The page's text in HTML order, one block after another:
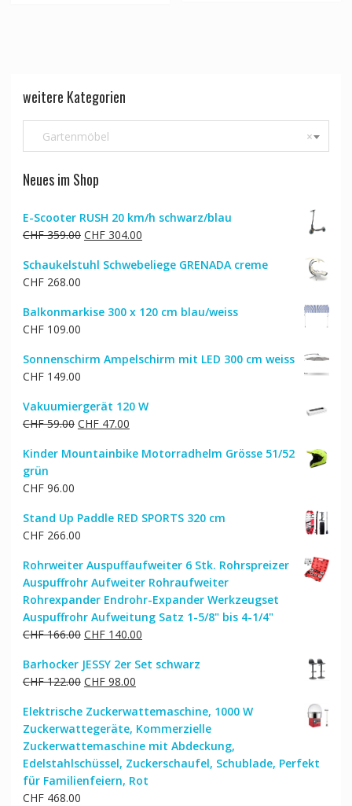
weitere Kategorien
×
Gartenmöbel
Neues im Shop
E-Scooter RUSH 20 km/h schwarz/blau
CHF359.00 Ursprünglicher
war:
CHF304.00Aktueller
ist:
Schaukelstuhl Schwebeliege GRENADA creme
CHF268.00
Balkonmarkise 300 x 120 cm blau/weiss
CHF109.00
Sonnenschirm Ampelschirm mit LED 300 cm weiss
CHF149.00
Vakuumiergerät 120 W
CHF59.00 Ursprünglicher
war:
CHF47.00Aktueller
ist:
Kinder Mountainbike Motorradhelm Grösse 51/52
grün
CHF96.00
Stand Up Paddle RED SPORTS 320 cm
CHF266.00
Rohrweiter Auspuffaufweiter 6 Stk. Rohrspreizer
Auspuffrohr Aufweiter Rohraufweiter
Rohrexpander Endrohr-Expander Werkzeugset
Auspuffrohr Aufweitung Satz 1-5/8" bis 4-1/4"
CHF166.00 Ursprünglicher
war:
CHF 166.00
CHF140.00Aktueller
ist:
Barhocker JESSY 2er Set schwarz
CHF122.00 Ursprünglicher
war:
CHF 122.00
CHF98.00Aktueller
ist:
CHF 98.00.
Elektrische Zuckerwattemaschine, 1000 W
Zuckerwattegeräte, Kommerzielle
Zuckerwattemaschine mit Abdeckung,
Edelstahlschüssel, Zuckerschaufel, Schublade, Perfekt
für Familienfeiern, Rot
CHF468.00